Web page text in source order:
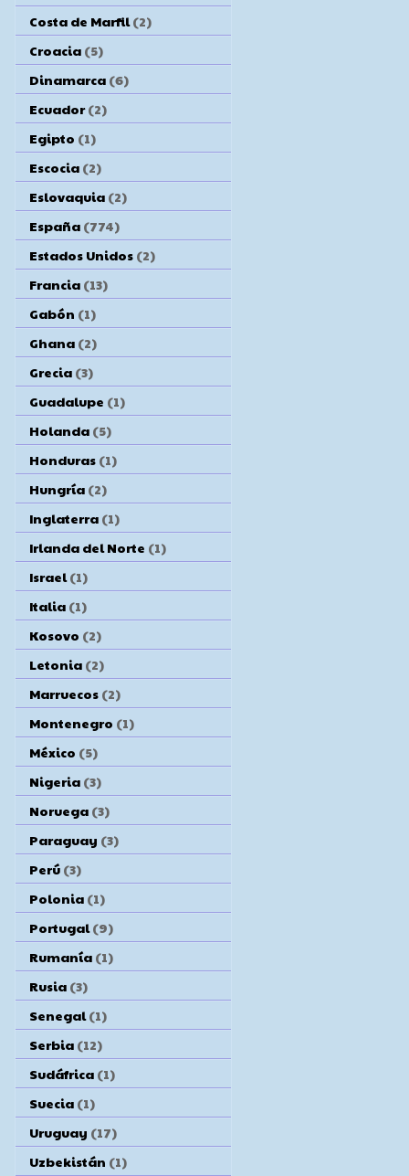
Costa de Marfil (2)
Croacia (5)
Dinamarca (6)
Ecuador (2)
Egipto (1)
Escocia (2)
Eslovaquia (2)
España (774)
Estados Unidos (2)
Francia (13)
Gabón (1)
Ghana (2)
Grecia (3)
Guadalupe (1)
Holanda (5)
Honduras (1)
Hungría (2)
Inglaterra (1)
Irlanda del Norte (1)
Israel (1)
Italia (1)
Kosovo (2)
Letonia (2)
Marruecos (2)
Montenegro (1)
México (5)
Nigeria (3)
Noruega (3)
Paraguay (3)
Perú (3)
Polonia (1)
Portugal (9)
Rumanía (1)
Rusia (3)
Senegal (1)
Serbia (12)
Sudáfrica (1)
Suecia (1)
Uruguay (17)
Uzbekistán (1)